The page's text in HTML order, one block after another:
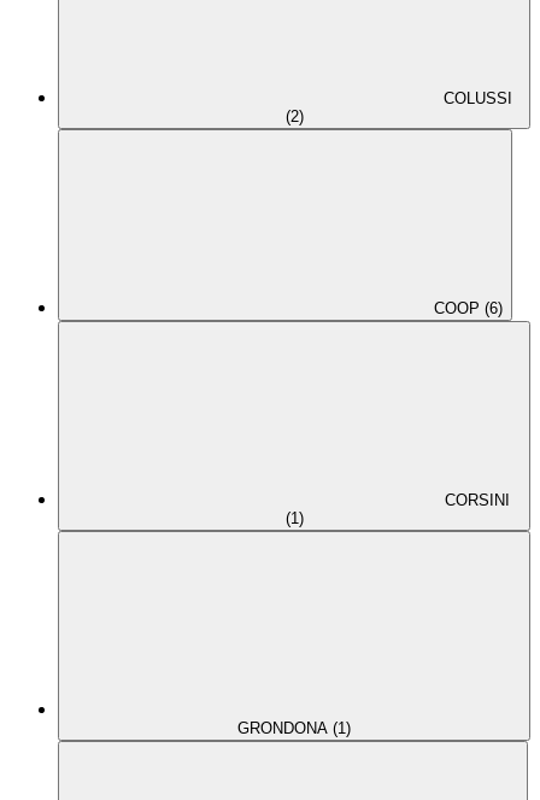
COLUSSI
(2)
COOP (6)
CORSINI
(1)
GRONDONA (1)